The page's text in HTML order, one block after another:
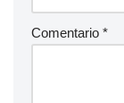
Comentario *